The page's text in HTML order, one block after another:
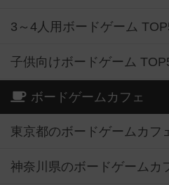
3～4人用ボードゲーム
子供向けボードゲーム
ボードゲームカフェ
東京都のボードゲームカフ
神奈川県のボードゲームカ